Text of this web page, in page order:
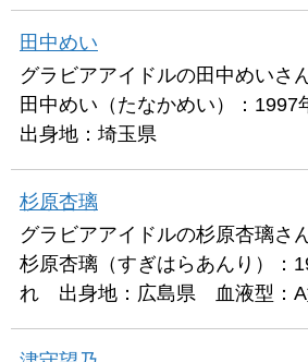
田中めい
グラビアアイドルの田中めいさ
田中めい（たなかめい）：
出身地：埼玉県
杉原杏璃
グラビアアイドルの杉原杏璃さ
杉原杏璃（すぎはらあんり）：
れ 出身地：広島県 血液型：A